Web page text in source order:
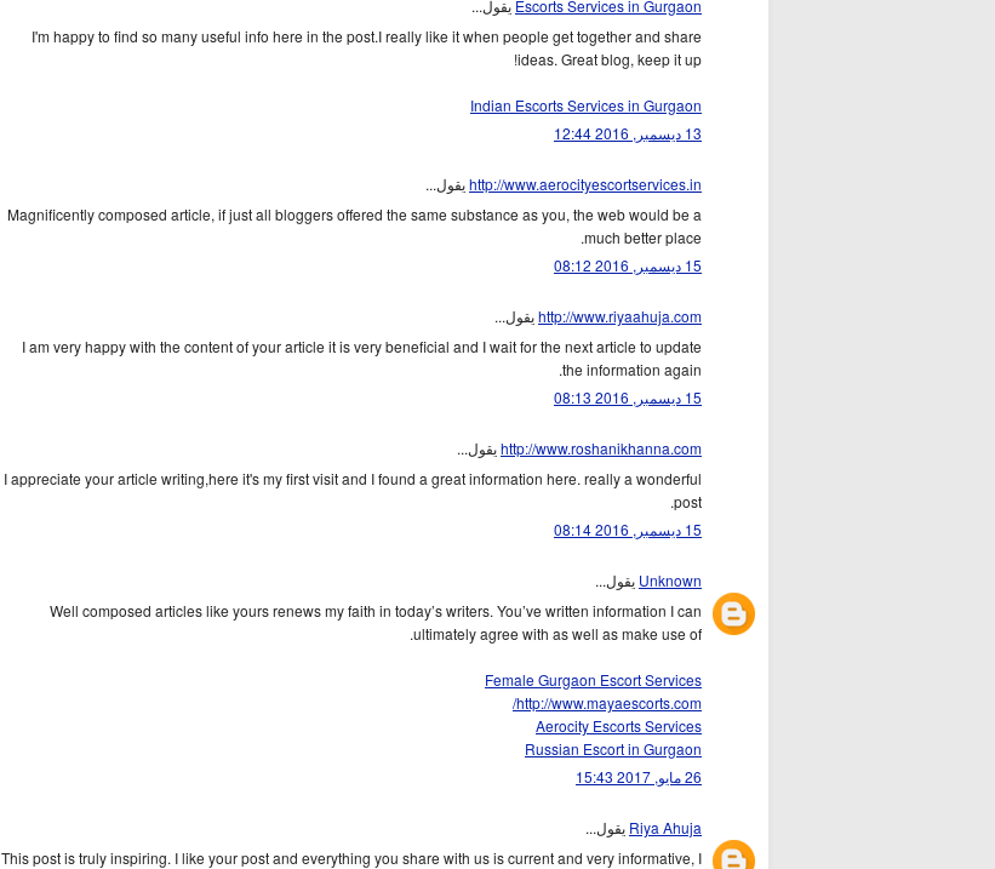
Escorts Services in Gurgaon يقول...
I'm happy to find so many useful info here in the post.I really like it when people get together and share
ideas. Great blog, keep it up!
Indian Escorts Services in Gurgaon
13 ديسمبر, 2016 12:44
http://www.aerocityescortservices.inيقول...
Magnificently composed article, if just all bloggers offered the same substance as you, the web would be a
much better place.
15 ديسمبر, 2016 08:12
http://www.riyaahuja.comيقول...
I am very happy with the content of your article it is very beneficial and I wait for the next article to update
the information again.
15 ديسمبر, 2016 08:13
http://www.roshanikhanna.comيقول...
I appreciate your article writing,here it's my first visit and I found a great information here. really a wonderful
post.
15 ديسمبر, 2016 08:14
Unknown يقول...
Well composed articles like yours renews my faith in today’s writers. You’ve written information I can
ultimately agree with as well as make use of.
Female Gurgaon Escort Services
http://www.mayaescorts.com/
Aerocity Escorts Services
Russian Escort in Gurgaon
26 مايو, 2017 15:43
Riya Ahuja يقول...
This post is truly inspiring. I like your post and everything you share with us is current and very informative, I